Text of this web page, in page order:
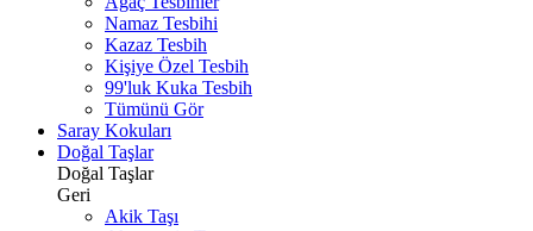
Namaz Tesbihi
Kazaz Tesbih
Kişiye Özel Tesbih
99'luk Kuka Tesbih
Tümünü Gör
Saray Kokuları
Doğal Taşlar
Doğal Taşlar
Geri
Akik Taşı